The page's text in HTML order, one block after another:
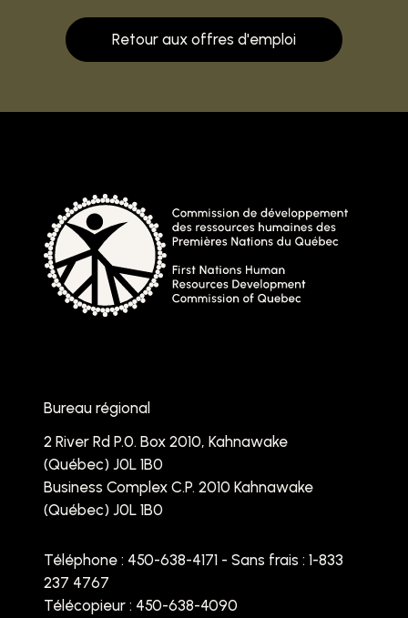
Retour aux offres d'emploi
Bureau régional
2 River Rd P.0. Box 2010, Kahnawake
(Québec) J0L 1B0
Business Complex C.P. 2010 Kahnawake
(Québec) J0L 1B0
Téléphone : 450-638-4171 - Sans frais : 1-833
237 4767
Télécopieur : 450-638-4090